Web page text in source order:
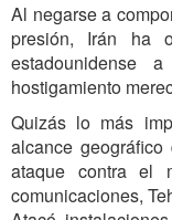
Al negarse a
presión, Irán ha
estadounidense
hostigamiento
Quizás lo más
alcance
ataque contra el
comunicaciones,